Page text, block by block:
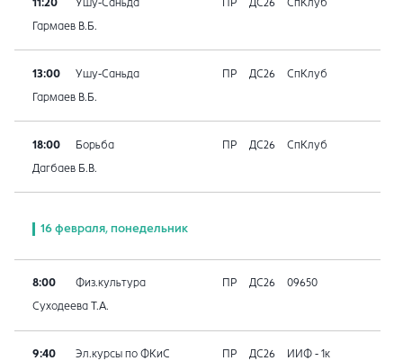
11:20 Ушу-Саньда ПР ДС26 СпКлуб
Гармаев В.Б.
13:00 Ушу-Саньда ПР ДС26 СпКлуб
Гармаев В.Б.
18:00 Борьба ПР ДС26 СпКлуб
Дагбаев Б.В.
16 февраля, понедельник
8:00 Физ.культура ПР ДС26 09650
Суходеева Т.А.
9:40 Эл.курсы по ФКиС ПР ДС26 ИИФ - 1к